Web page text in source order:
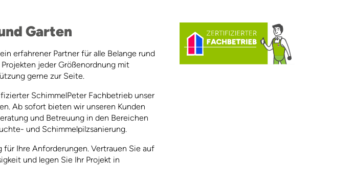
Garten
erfahrener Partner für alle Belange rund
jeder Größenordnung mit
gerne zur Seite.
SchimmelPeter Fachbetrieb unser
Ab sofort bieten wir unseren Kunden
und Betreuung in den Bereichen
und Schimmelpilzsanierung.
Ihre Anforderungen. Vertrauen Sie auf
und legen Sie Ihr Projekt in